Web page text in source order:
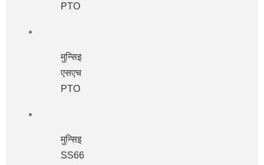
PTO
मुन्सिइ
एसएच
PTO
मुन्सिइ
SS66